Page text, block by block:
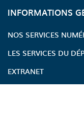
INFORMATIONS
NOS SERVICES
LES SERVICES DU
EXTRANET